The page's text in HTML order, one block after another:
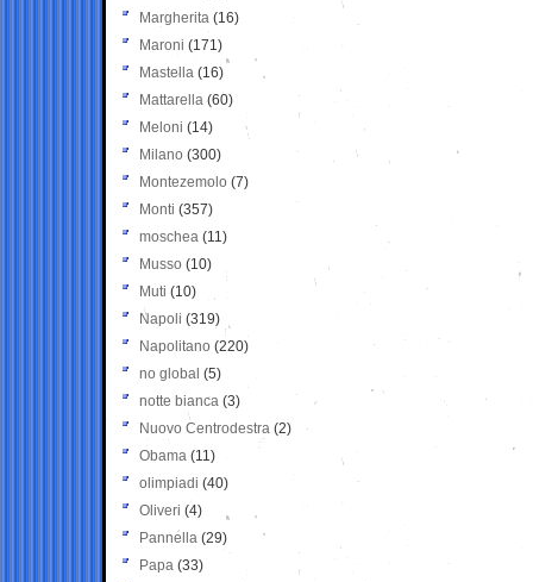
Margherita (16)
Maroni (171)
Mastella (16)
Mattarella (60)
Meloni (14)
Milano (300)
Montezemolo (7)
Monti (357)
moschea (11)
Musso (10)
Muti (10)
Napoli (319)
Napolitano (220)
no global (5)
notte bianca (3)
Nuovo Centrodestra (2)
Obama (11)
olimpiadi (40)
Oliveri (4)
Pannella (29)
Papa (33)